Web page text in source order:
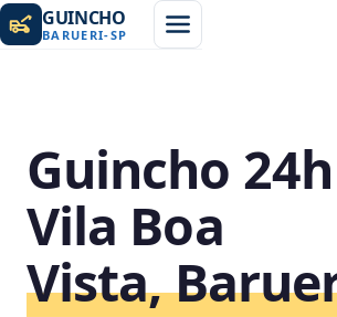
GUINCHO
BARUERI-SP
Guincho
Vila Boa
Vista,